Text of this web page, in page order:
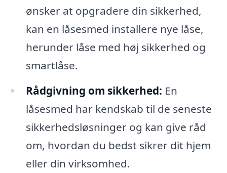
ønsker at opgradere din sikkerhed,
kan en låsesmed installere nye låse,
herunder låse med høj sikkerhed og
smartlåse.
Rådgivning om sikkerhed: En
låsesmed har kendskab til de seneste
sikkerhedsløsninger og kan give råd
om, hvordan du bedst sikrer dit hjem
eller din virksomhed.